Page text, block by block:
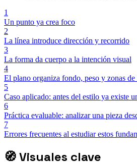
1
Un punto ya crea foco
2
La línea introduce dirección y recorrido
3
La forma da cuerpo a la intención visual
4
El plano organiza fondo, peso y zonas de
5
Caso aplicado: antes del estilo ya existe
6
Práctica evaluable: analizar una pieza
7
Errores frecuentes al estudiar estos
🧭Visuales clave